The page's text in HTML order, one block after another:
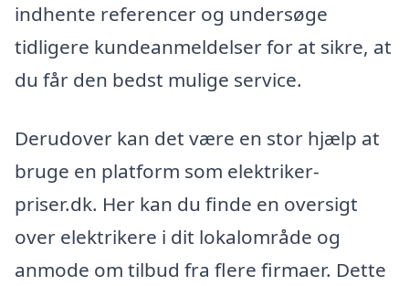
indhente referencer og undersøge
tidligere kundeanmeldelser for at sikre, at
du får den bedst mulige service.
Derudover kan det være en stor hjælp at
bruge en platform som elektriker-
priser.dk. Her kan du finde en oversigt
over elektrikere i dit lokalområde og
anmode om tilbud fra flere firmaer. Dette